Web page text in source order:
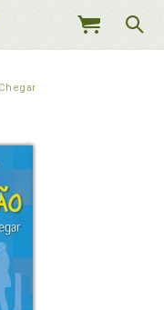
MEU